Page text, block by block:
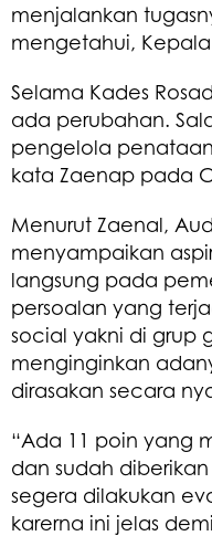
menjalankan
mengetahui,
Selama Kades
ada perubahan.
pengelola
kata Zaenap pada
Menurut Zaenal,
menyampaikan
langsung pada
persoalan yang
social yakni di grup
menginginkan
dirasakan secara
“Ada 11 poin yang
dan sudah
segera dilakukan
karerna ini jelas